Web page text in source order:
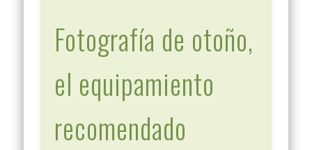
Fotografía de otoño,
el equipamiento
recomendado